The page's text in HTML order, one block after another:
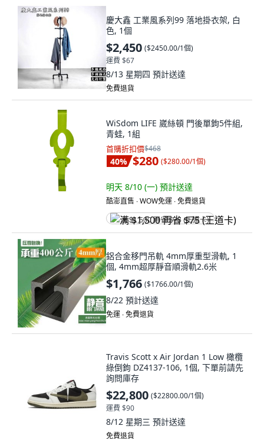
慶大鑫 工業風系列99 落地掛衣架, 白
色, 1個
$2,450 ($2450.00/1個)
運費 $67
8/13 星期四 預計送達
免費退貨
WiSdom LIFE 崴絲頓 門後單鉤5件組,
青蛙, 1組
首購折扣價$468
40% $280 ($280.00/1個)
明天 8/10 (一) 預計送達
酷澎直售 ∙ WOW免運 ∙ 免費退貨
满 $1,500 再省 $75 (王道卡)
鋁合金移門吊軌 4mm厚重型滑軌, 1
個, 4mm超厚靜音順滑軌2.6米
$1,766 ($1766.00/1個)
8/22 預計送達
免運 ∙ 免費退貨
Travis Scott x Air Jordan 1 Low 橄欖
綠倒鉤 DZ4137-106, 1個, 下單前請先
詢問庫存
$22,800 ($22800.00/1個)
運費 $90
8/12 星期三 預計送達
免費退貨